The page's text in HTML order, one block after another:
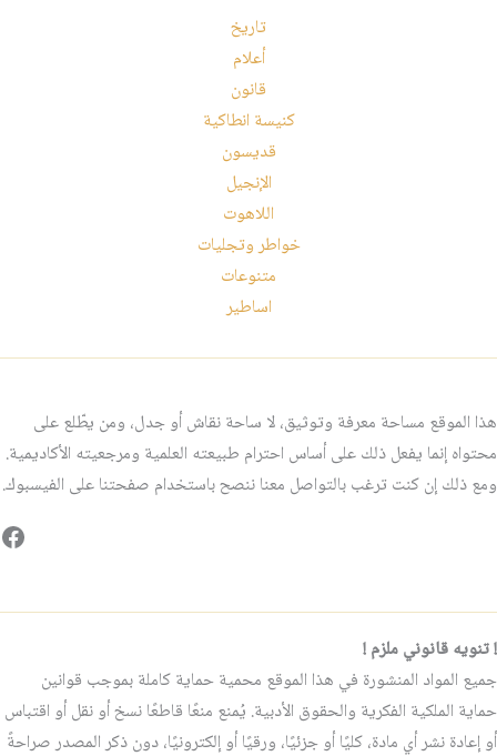
تاريخ
أعلام
قانون
كنيسة انطاكية
قديسون
الإنجيل
اللاهوت
خواطر وتجليات
متنوعات
اساطير
هذا الموقع مساحة معرفة وتوثيق، لا ساحة نقاش أو جدل، ومن يطّلع على
محتواه إنما يفعل ذلك على أساس احترام طبيعته العلمية ومرجعيته الأكاديمية.
ومع ذلك إن كنت ترغب بالتواصل معنا ننصح باستخدام صفحتنا على الفيسبوك.
! تنويه قانوني ملزم !
جميع المواد المنشورة في هذا الموقع محمية حماية كاملة بموجب قوانين
حماية الملكية الفكرية والحقوق الأدبية. يُمنع منعًا قاطعًا نسخ أو نقل أو اقتباس
أو إعادة نشر أي مادة، كليًا أو جزئيًا، ورقيًا أو إلكترونيًا، دون ذكر المصدر صراحةً